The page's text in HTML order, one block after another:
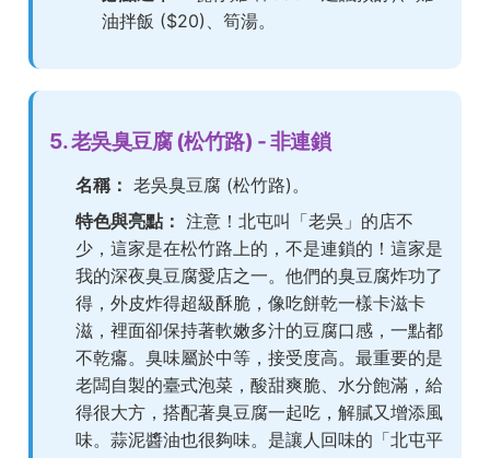
油拌飯 ($20)、筍湯。
5. 老吳臭豆腐 (松竹路) - 非連鎖
名稱： 老吳臭豆腐 (松竹路)。
特色與亮點： 注意！北屯叫「老吳」的店不
少，這家是在松竹路上的，不是連鎖的！這家是
我的深夜臭豆腐愛店之一。他們的臭豆腐炸功了
得，外皮炸得超級酥脆，像吃餅乾一樣卡滋卡
滋，裡面卻保持著軟嫩多汁的豆腐口感，一點都
不乾癟。臭味屬於中等，接受度高。最重要的是
老闆自製的臺式泡菜，酸甜爽脆、水分飽滿，給
得很大方，搭配著臭豆腐一起吃，解膩又增添風
味。蒜泥醬油也很夠味。是讓人回味的「北屯平